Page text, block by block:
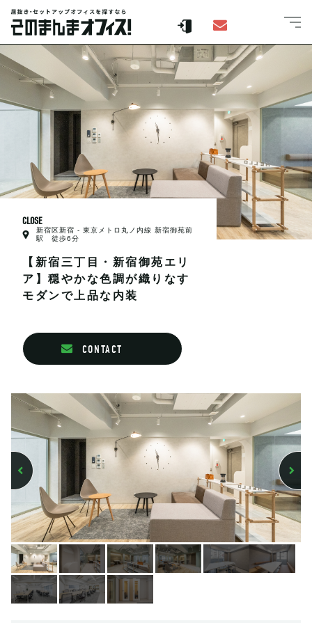
CLOSE
新宿区新宿 - 東京メトロ丸ノ内線 新宿御苑前
駅 徒歩6分
【新宿三丁目・新宿御苑エリ
ア】穏やかな色調が織りなす
モダンで上品な内装
CONTACT